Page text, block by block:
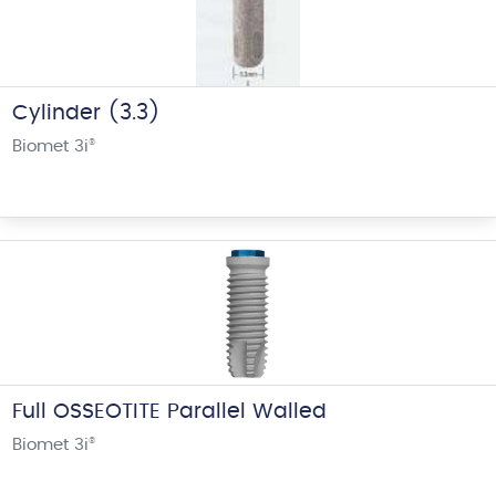
Cylinder (3.3)
Biomet 3i®
Full OSSEOTITE Parallel Walled
Biomet 3i®